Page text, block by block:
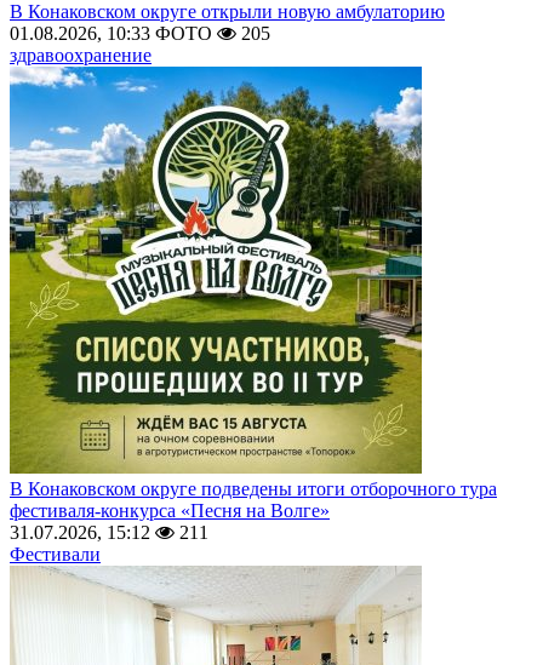
В Конаковском округе открыли новую амбулаторию
01.08.2026, 10:33 ФОТО
205
здравоохранение
В Конаковском округе подведены итоги отборочного тура
фестиваля-конкурса «Песня на Волге»
31.07.2026, 15:12
211
Фестивали